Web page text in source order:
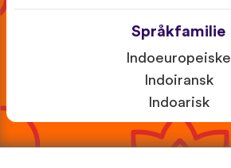
Språkfamilie
Indoeuropeiske
Indoiransk
Indoarisk